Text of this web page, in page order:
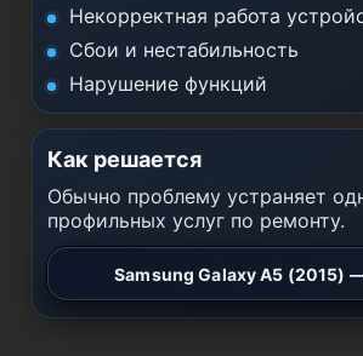
Некорректная работа
Сбои и нестабильность
Нарушение функций
Как решается
Обычно проблему устраняет
профильных услуг по ремонту.
Samsung Galaxy A5 (2015)